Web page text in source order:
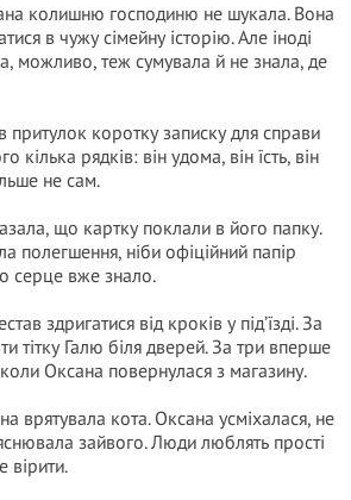
колишню господиню не шукала. Вона
в чужу сімейну історію. Але іноді
можливо, теж сумувала й не знала, де
притулок коротку записку для справи
кілька рядків: він удома, він їсть, він
не сам.
що картку поклали в його папку.
полегшення, ніби офіційний папір
серце вже знало.
здригатися від кроків у під’їзді. За
тітку Галю біля дверей. За три вперше
Оксана повернулася з магазину.
врятувала кота. Оксана усміхалася, не
зайвого. Люди люблять прості
вірити.